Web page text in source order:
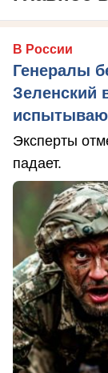
В России
Генералы
Зеленский
Эксперты
падает.